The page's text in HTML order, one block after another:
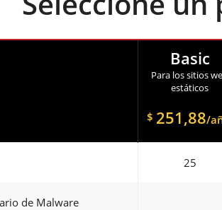
Basic
Para los sitios
estáticos
$ 251,88/
25
de Malware